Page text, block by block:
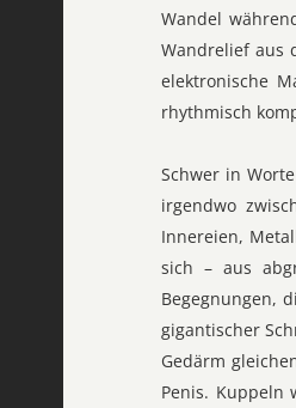
Wandel
Wandrelief aus
elektronische
rhythmisch
Schwer in
irgendwo
Innereien,
sich – aus
Begegnungen,
gigantischer
Gedärm
Penis. Kuppeln